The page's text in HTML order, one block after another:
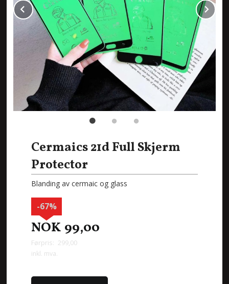
Prev
Cermaics 21d Full Skjerm
Protector
Blanding av cermaic og glass
NOK 99,00
Førpris: 299,00
Rabatt
-67%
inkl. mva.